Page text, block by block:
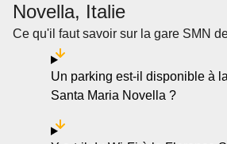
Novella, Italie
Ce qu'il faut savoir sur la gare SMN
Un parking est-il disponible à
Santa Maria Novella ?